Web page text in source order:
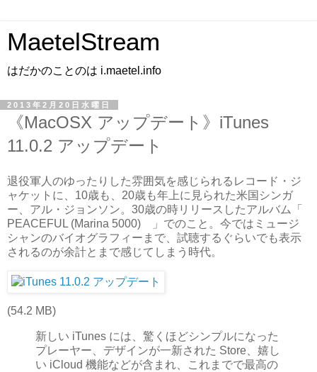
MaetelStream
はだかのことのは i.maetel.info
2013年2月20日水曜日
《MacOSX アップデート》iTunes
11.0.2 アップデート
退役軍人のゆったりした雰囲気を感じられるレコード・ジ
ャケットに、10歳も、20歳も年上に見られた米国シンガ
ー、アル・ジョンソン。30歳の時リリースしたアルバム「
PEACEFUL (Marina 5000) 」でのこと。今ではミュージ
シャンのバイオグラフィーまで、試聴するぐらいでも表示
されるのが余計とまで感じてしまう時代。
(54.2 MB)
新しい iTunes には、驚くほどシンプルになった
プレーヤー、デザインが一新された Store、嬉し
い iCloud 機能などが含まれ、これまでで最高の